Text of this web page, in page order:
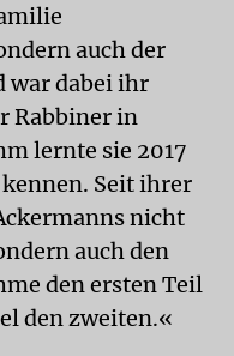
auch der
war dabei ihr
Rabbiner in
lernte sie 2017
Seit ihrer
nicht
auch den
den ersten Teil
den zweiten.«